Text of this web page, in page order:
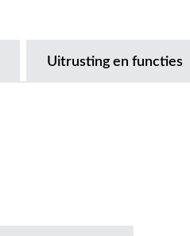
Uitrusting en functies